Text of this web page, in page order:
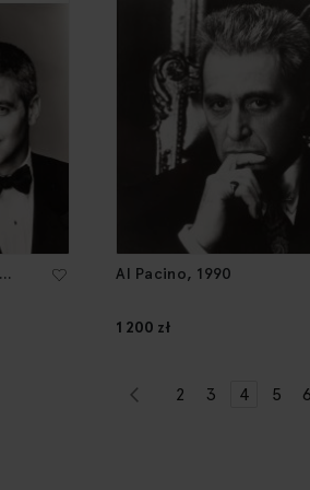
Al Pacino, 1990
1 200 zł
StronaStrona
Poprzednie
Strona
2 Strona
3 4 5 6